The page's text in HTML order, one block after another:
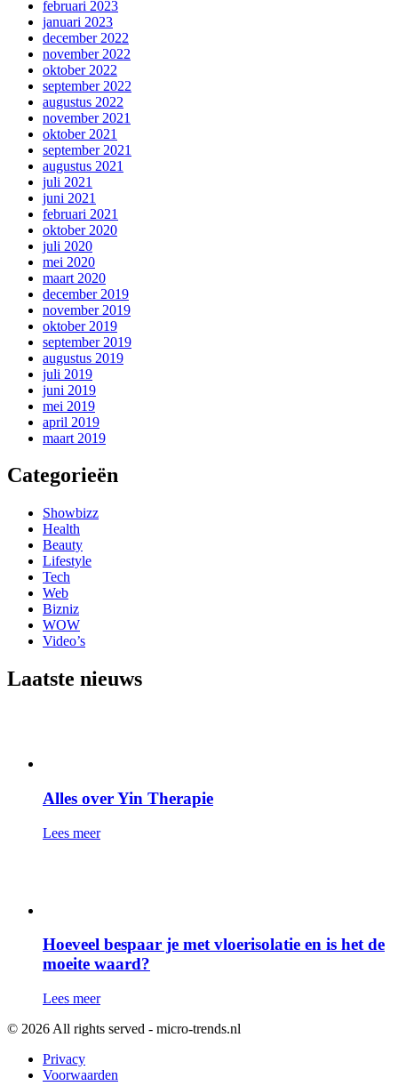
februari 2023
januari 2023
december 2022
november 2022
oktober 2022
september 2022
augustus 2022
november 2021
oktober 2021
september 2021
augustus 2021
juli 2021
juni 2021
februari 2021
oktober 2020
juli 2020
mei 2020
maart 2020
december 2019
november 2019
oktober 2019
september 2019
augustus 2019
juli 2019
juni 2019
mei 2019
april 2019
maart 2019
Categorieën
Showbizz
Health
Beauty
Lifestyle
Tech
Web
Bizniz
WOW
Video’s
Laatste nieuws
Alles over Yin Therapie
Lees meer
Hoeveel bespaar je met vloerisolatie en is het de
moeite waard?
Lees meer
© 2026 All rights served - micro-trends.nl
Privacy
Voorwaarden